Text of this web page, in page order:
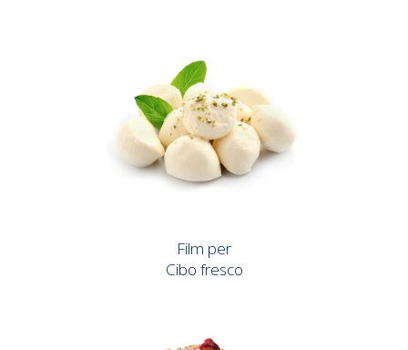
Film per
Cibo fresco